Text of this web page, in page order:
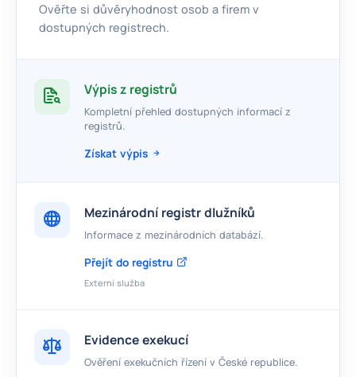
Ověřte si důvěryhodnost osob a firem v
dostupných registrech.
Výpis z registrů
Kompletní přehled dostupných informací z
registrů.
Získat výpis
Mezinárodní registr dlužníků
Informace z mezinárodních databází.
Přejít do registru
Externí služba
Evidence exekucí
Ověření exekučních řízení v České republice.